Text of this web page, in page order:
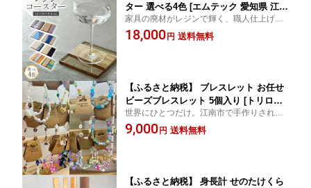
ター 選べる4色 [エムテック 愛知県 江南
市 ko23btu610000] ハンドメイド コー
スター 一点物 日用品 おしゃれ かわい
家具の廃材がレジンで輝く、職人仕上げの
一点物コースター
18,000円 送料無料
【ふるさと納税】 ブレスレット お任せ
ビーズブレスレット 5個入り [トリロジ
ー 愛知県 江南市 ko23btu670000] アク
セサリー ハンドメイド 手づくり 手作り
世界にひとつだけ。江南市で手作りされた
個性豊かなブレスレット
9,000円 送料無料
【ふるさと納税】 身長計 せのたけくら